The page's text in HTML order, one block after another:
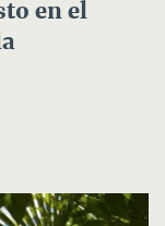
en el